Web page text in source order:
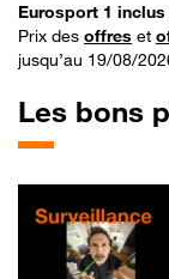
Eurosport 1
Prix des offres et
jusqu’au 19/08/
Les bons